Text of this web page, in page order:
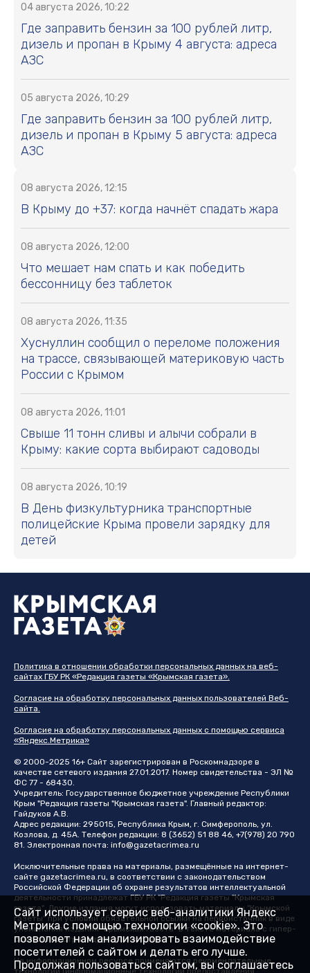
04 августа 2026, 10:22
Где заправить бензин за 100 рублей литр,
дизель и пропан в Крыму 4 августа: адреса
АЗС
05 августа 2026, 10:29
Где заправить бензин за 100 рублей литр,
дизель и пропан в Крыму 5 августа: адреса
АЗС
08 августа 2026, 12:15
В Крыму до +37: когда начнёт спадать жара
08 августа 2026, 12:00
Что мешает нам спать и как победить
бессонницу без таблеток
08 августа 2026, 11:35
Хуснуллин сообщил о переломе положения
на трассе, связывающей материковую часть
России с Крымом
08 августа 2026, 11:01
Свыше 11 тонн сливы и алычи собрали в
Крыму: какие сорта выбирают садоводы
08 августа 2026, 10:19
В День физкультурника транспортные
полицейские Крыма провели зарядку для
детей
Политика в отношении обработки персональных данных на веб-
сайтах ГБУ РК «Редакция газеты «Крымская газета».
Согласие на обработку персональных данных пользователей Веб-
сайта.
Согласие на обработку персональных данных с помощью сервиса
«Яндекс.Метрика»
© 2000-2025 16+ Сайт зарегистрирован в Роскомнадзоре в
качестве сетевого издания 27.01.2017. Номер свидетельства - ЭЛ №
ФС 77 - 68430.
Учредитель: Государственное бюджетное учреждение Республики
Крым "Редакция газеты "Крымская газета". Главный редактор:
Гайдуков А.В.
Адрес редакции: 295015, Республика Крым, г. Симферополь, ул.
Козлова, д. 45А. Телефон редакции: 8 (3652) 51 88 46, +7(978) 20 790
81. Электронная почта: info@gazetacrimea.ru
Исключительные права на материалы, размещённые на интернет-
сайте gazetacrimea.ru, в соответствии с законодательством
Российской Федерации об охране результатов интеллектуальной
деятельности принадлежат ГБУ РК "Редакция газеты "Крымская
газета". Другие издания могут использовать материалы "Крымской
газеты" при условии обязательной ссылки на первоисточник в виде
упоминания издания "Крымская газета" в тексте материала с гипер-
ссылкой на страницу-первоисточник
На информационном ресурсе применяются рекомендательные
технологии (информационные технологии предоставления
Сайт использует сервис веб-аналитики Яндекс
Метрика с помощью технологии «cookie». Это
позволяет нам анализировать взаимодействие
посетителей с сайтом и делать его лучше.
Продолжая пользоваться сайтом, вы соглашаетесь